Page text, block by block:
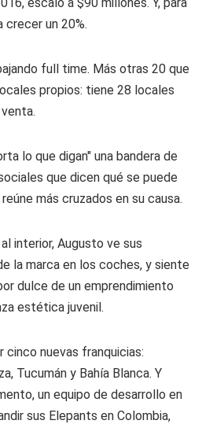
crecer un 20%.
full time. Más otras 20 que
propios: tiene 28 locales
lo que digan" una bandera de
que dicen qué se puede
más cruzados en su causa.
interior, Augusto ve sus
la marca en los coches, y siente
dulce de un emprendimiento
estética juvenil.
cinco nuevas franquicias:
Tucumán y Bahía Blanca. Y
un equipo de desarrollo en
sus Elepants en Colombia,